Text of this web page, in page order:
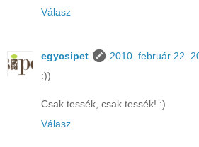
Válasz
egycsipet
2010. február 22.
:))
Csak tessék, csak tessék! :)
Válasz